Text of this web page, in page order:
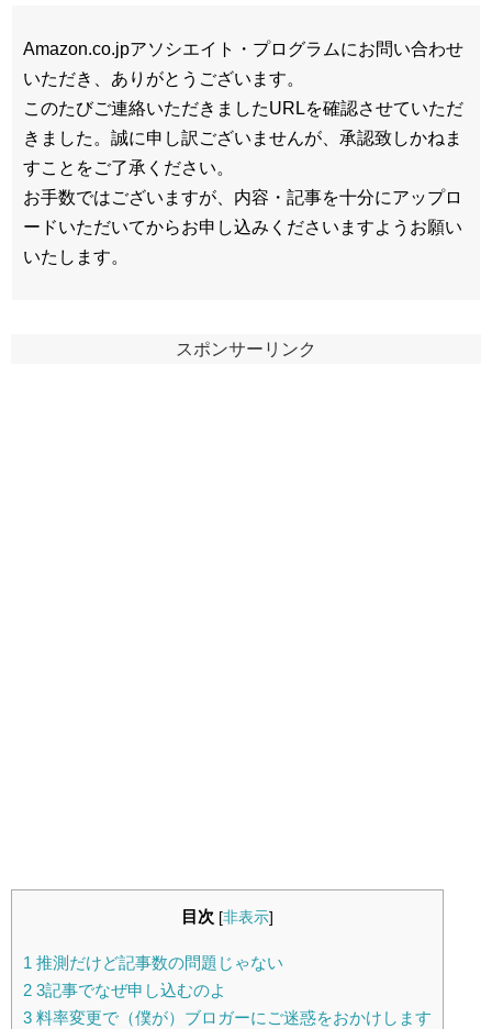
Amazon.co.jpアソシエイト・プログラムにお問い合わせ
いただき、ありがとうございます。
このたびご連絡いただきましたURLを確認させていただ
きました。誠に申し訳ございませんが、承認致しかねま
すことをご了承ください。
お手数ではございますが、内容・記事を十分にアップロ
ードいただいてからお申し込みくださいますようお願い
いたします。
スポンサーリンク
目次 [非表示]
1 推測だけど記事数の問題じゃない
2 3記事でなぜ申し込むのよ
3 料率変更で（僕が）ブロガーにご迷惑をおかけします